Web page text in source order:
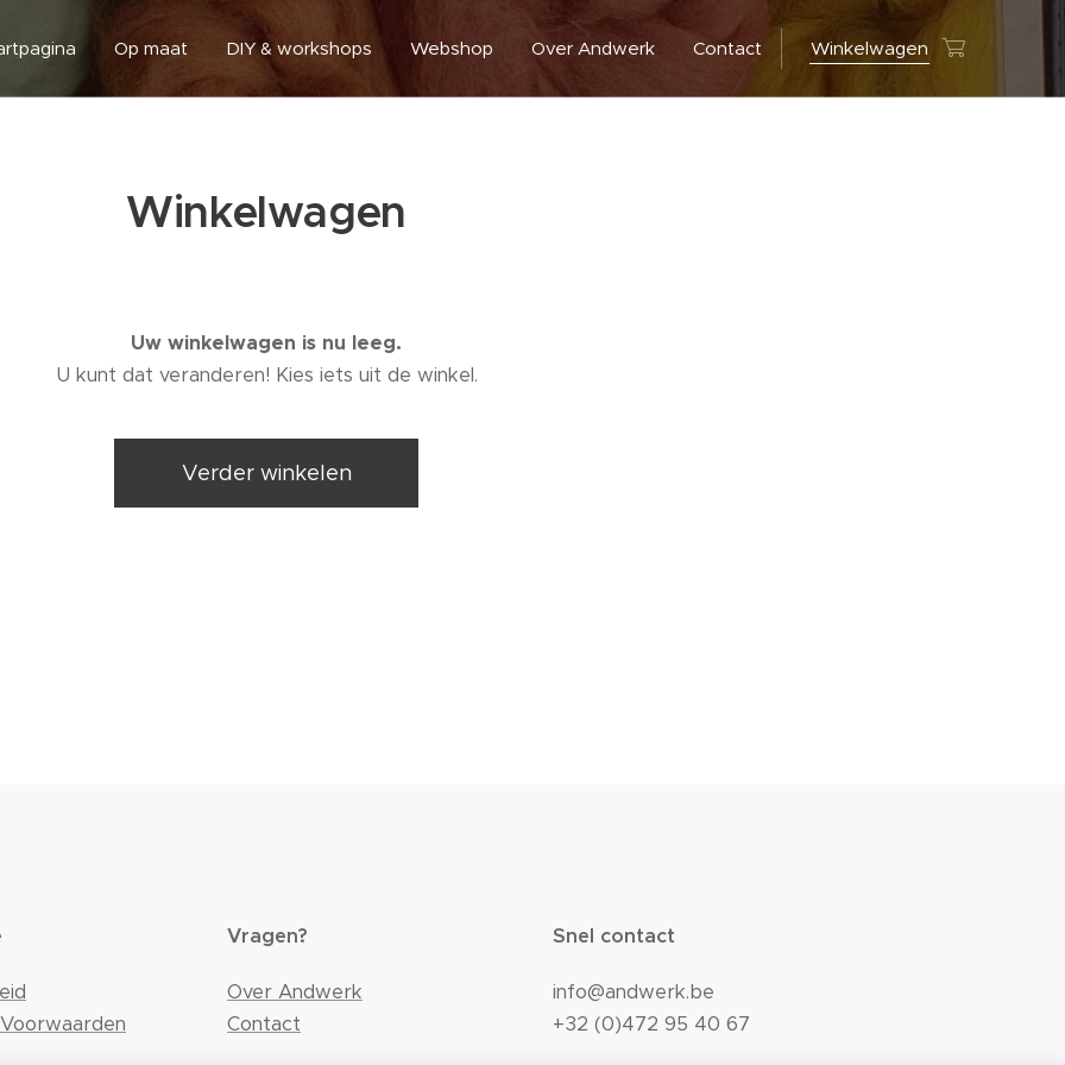
Op maat DIY & workshops Webshop Over Andwerk Contact Winkelwagen
Winkelwagen
Uw winkelwagen is nu leeg.
U kunt dat veranderen! Kies iets uit de winkel.
Verder winkelen
Vragen?
Over Andwerk
Contact
Snel contact
info@andwerk.be
+32 (0)472 95 40 67